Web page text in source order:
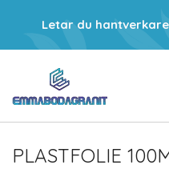
Letar du
PLASTFOLIE